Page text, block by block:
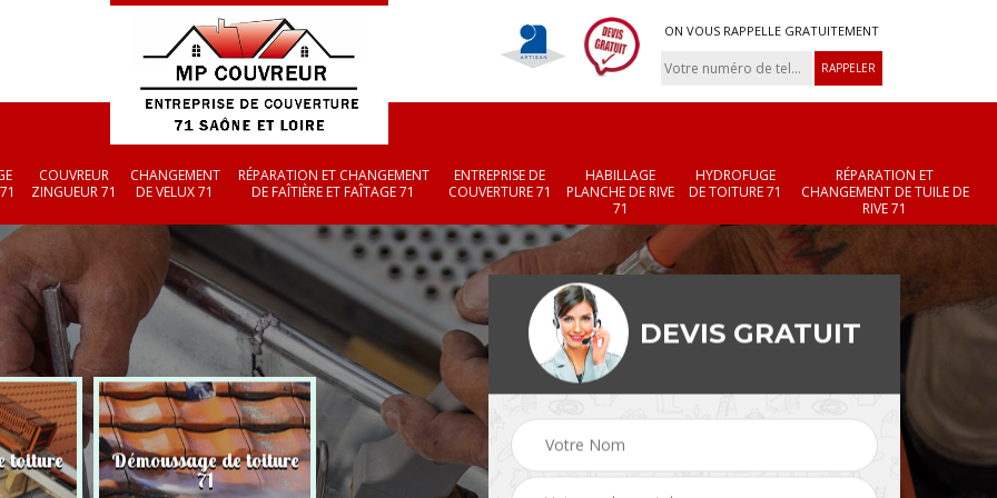
ON VOUS RAPPELLE GRATUITEMENT
COUVREUR
ZINGUEUR 71
CHANGEMENT
DE VELUX 71
RÉPARATION ET CHANGEMENT
DE FAÎTIÈRE ET FAÎTAGE 71
ENTREPRISE DE
COUVERTURE 71
HABILLAGE
PLANCHE DE RIVE
71
HYDROFUGE
DE TOITURE 71
RÉPARATION ET
CHANGEMENT DE TUILE DE
RIVE 71
toiture Démoussage de toiture
71 Couvreur zingueur 71 Changement de velux
71
Réparation et
changement de
et faîtage 71
DEVIS GRATUIT